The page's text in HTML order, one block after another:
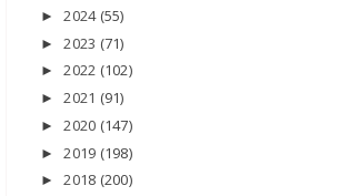
►2024 (55)
►2023 (71)
►2022 (102)
►2021 (91)
►2020 (147)
►2019 (198)
►2018 (200)